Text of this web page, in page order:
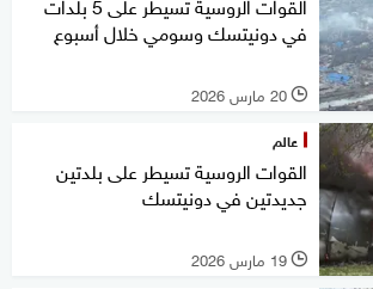
في دونيتسك وسومي خلال أسبوع
l 20 مارس 2026
عالم
القوات الروسية تسيطر على بلدتين
جديدتين في دونيتسك
l 19 مارس 2026